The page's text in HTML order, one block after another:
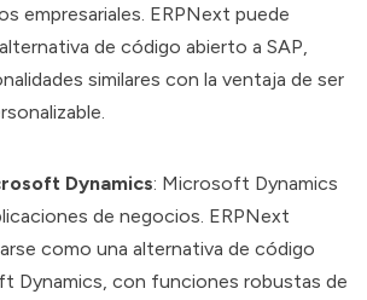
empresariales. ERPNext puede
de código abierto a SAP,
similares con la ventaja de ser
Dynamics: Microsoft Dynamics
de negocios. ERPNext
como una alternativa de código
Dynamics, con funciones robustas de